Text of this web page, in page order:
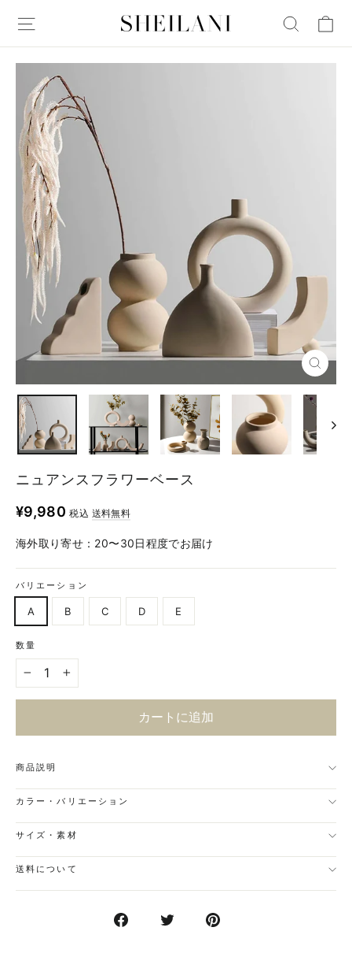
ニュアンスフラワーベース
定
¥9,980税込 送料無料
海外取り寄せ：20〜30日程度でお届け
バリエーション
A B C D E
数量
カートに追加
商品説明
カラー・バリエーション
サイズ・素材
送料について